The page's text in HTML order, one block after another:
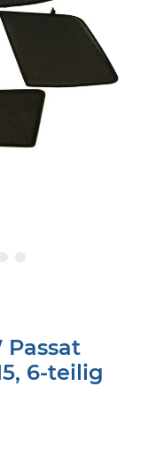
Passat
6-teilig